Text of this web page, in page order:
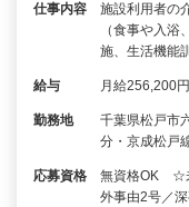
仕事内容
施設利用者の
（食事や入
施、生活機能
給与 月給256,200
勤務地
千葉県松戸市
分・京成松戸
応募資格
無資格OK ☆
外事由2号／